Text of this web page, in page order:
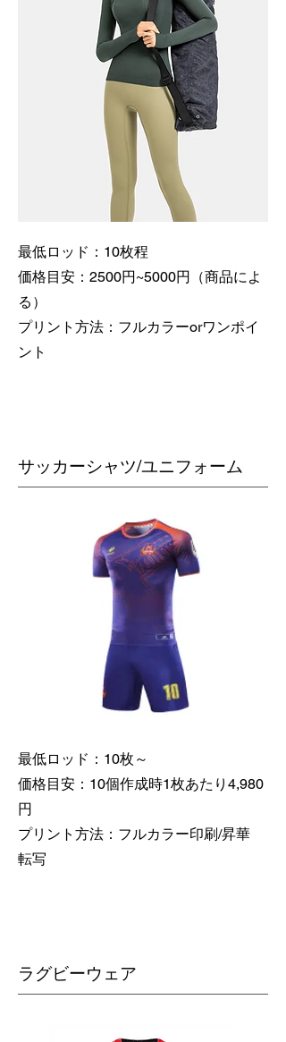
最低ロッド：10枚程
価格目安：2500円~5000円（商品によ
る）
​プリント方法：フルカラーorワンポイ
ント
​サッカーシャツ/ユニフォーム
最低ロッド：10枚～
価格目安：10個作成時1枚あたり4,980
円
​プリント方法：フルカラー印刷/昇華
転写
​ラグビーウェア